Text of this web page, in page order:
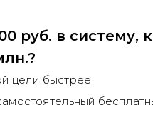
руб. в систему,
цели быстрее